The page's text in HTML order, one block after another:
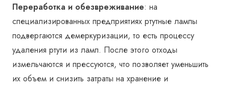
Переработка и обезвреживание: на
специализированных предприятиях ртутные лампы
подвергаются демеркуризации, то есть процессу
удаления ртути из ламп. После этого отходы
измельчаются и прессуются, что позволяет уменьшить
их объем и снизить затраты на хранение и